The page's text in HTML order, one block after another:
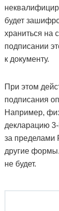
будет
храниться на
подписании
к документу.
При этом
подписания
Например,
декларацию
за пределами
другие
не будет.